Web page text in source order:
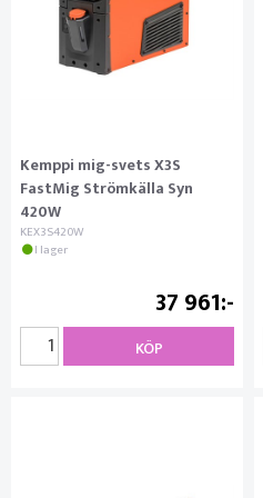
Kemppi mig-svets X3S
FastMig Strömkälla Syn
420W
KEX3S420W
I lager
37 961
KÖP